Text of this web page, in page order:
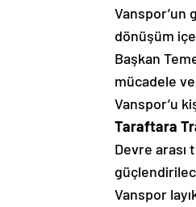
Vanspor’un
dönüşüm
Başkan
mücadele
Vanspor’u
Taraftara
Devre arası
Vanspor